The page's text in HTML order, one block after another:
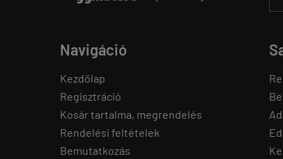
Navigáció
Kezdőlap
Regisztráció
Kosár tartalma, megrendelés
Rendelési feltételek
Bemutatkozás